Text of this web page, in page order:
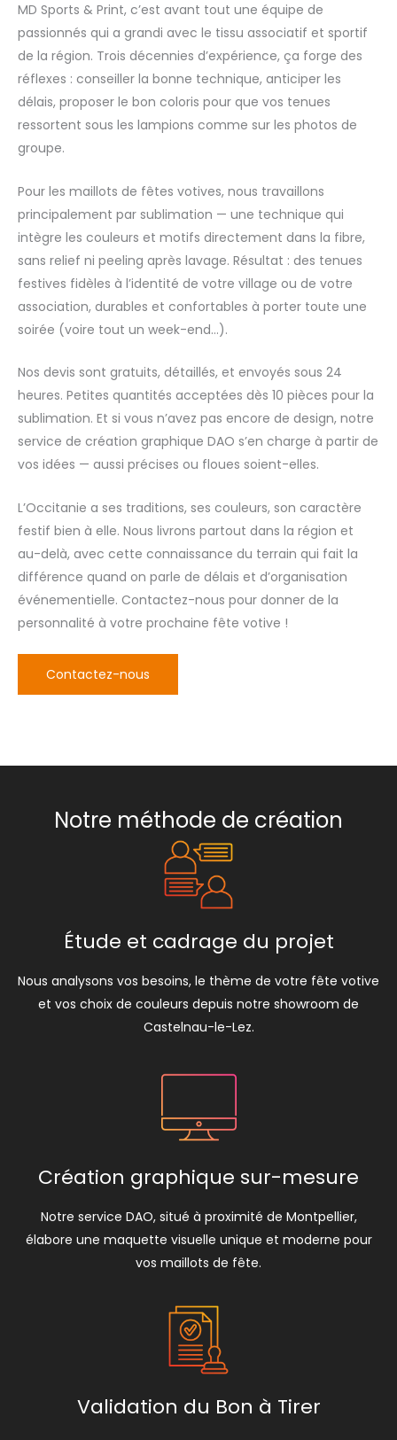
MD Sports & Print, c’est avant tout une équipe de
passionnés qui a grandi avec le tissu associatif et sportif
de la région. Trois décennies d’expérience, ça forge des
réflexes : conseiller la bonne technique, anticiper les
délais, proposer le bon coloris pour que vos tenues
ressortent sous les lampions comme sur les photos de
groupe.
Pour les maillots de fêtes votives, nous travaillons
principalement par sublimation — une technique qui
intègre les couleurs et motifs directement dans la fibre,
sans relief ni peeling après lavage. Résultat : des tenues
festives fidèles à l’identité de votre village ou de votre
association, durables et confortables à porter toute une
soirée (voire tout un week-end…).
Nos devis sont gratuits, détaillés, et envoyés sous 24
heures. Petites quantités acceptées dès 10 pièces pour la
sublimation. Et si vous n’avez pas encore de design, notre
service de création graphique DAO s’en charge à partir de
vos idées — aussi précises ou floues soient-elles.
L’Occitanie a ses traditions, ses couleurs, son caractère
festif bien à elle. Nous livrons partout dans la région et
au-delà, avec cette connaissance du terrain qui fait la
différence quand on parle de délais et d’organisation
événementielle. Contactez-nous pour donner de la
personnalité à votre prochaine fête votive !
Contactez-nous
Notre méthode de création
Étude et cadrage du projet
Nous analysons vos besoins, le thème de votre fête votive
et vos choix de couleurs depuis notre showroom de
Castelnau-le-Lez.
Création graphique sur-mesure
Notre service DAO, situé à proximité de Montpellier,
élabore une maquette visuelle unique et moderne pour
vos maillots de fête.
Validation du Bon à Tirer